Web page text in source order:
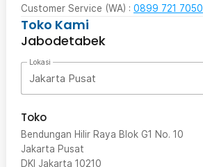
Customer Service (WA) : 0899 721 7050
Toko Kami
Jabodetabek
Lokasi
Jakarta Pusat
Toko
Bendungan Hilir Raya Blok G1 No. 10
Jakarta Pusat
DKI Jakarta 10210